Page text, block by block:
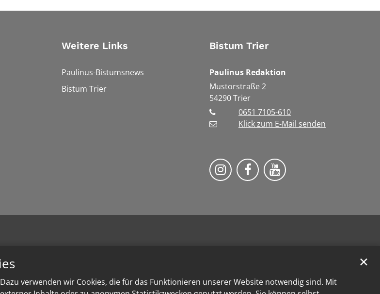
verwenden wir Cookies, die für das Funktionieren unserer Website notwendig sind. Mit
✕
Weitere Links
Paulinus-Bistumsnews
Bistum Trier
Bistum Trier
Paulinus Redaktion
Mustorstraße 2
54290Trier
0651 7105-610
Klick zum E-Mail senden
Bistum Trier auf Instragram
Bistum Trier auf Facebook
Bistum Trier auf